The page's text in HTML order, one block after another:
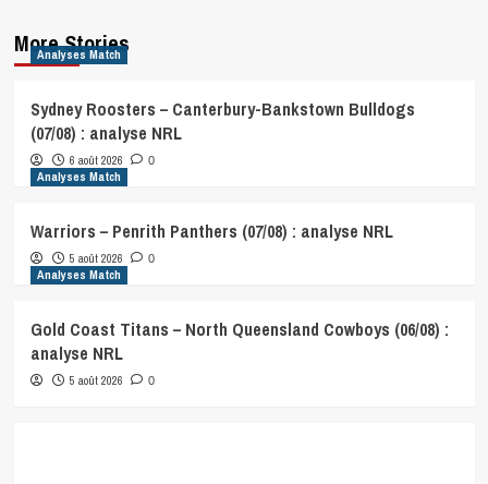
More Stories
Analyses Match
Sydney Roosters – Canterbury-Bankstown Bulldogs
(07/08) : analyse NRL
6 août 2026 0
Analyses Match
Warriors – Penrith Panthers (07/08) : analyse NRL
5 août 2026 0
Analyses Match
Gold Coast Titans – North Queensland Cowboys (06/08) :
analyse NRL
5 août 2026 0